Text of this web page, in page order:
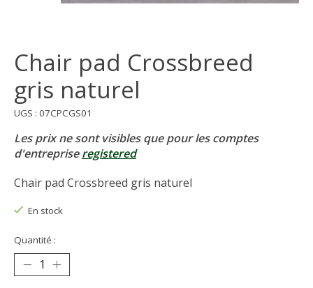
Chair pad Crossbreed
gris naturel
UGS : 07CPCGS01
Les prix ne sont visibles que pour les comptes
d'entrepriseregistered
Chair pad Crossbreed gris naturel
En stock
Quantité :